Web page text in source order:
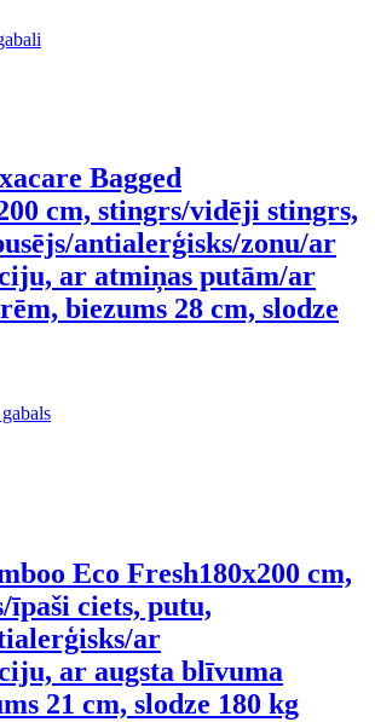
Bagged
cm, stingrs/vidēji stingrs,
antialerģisks/zonu/ar
ar atmiņas putām/ar
biezums 28 cm, slodze
Eco Fresh180x200 cm,
ciets, putu,
ar
ar augsta blīvuma
21 cm, slodze 180 kg